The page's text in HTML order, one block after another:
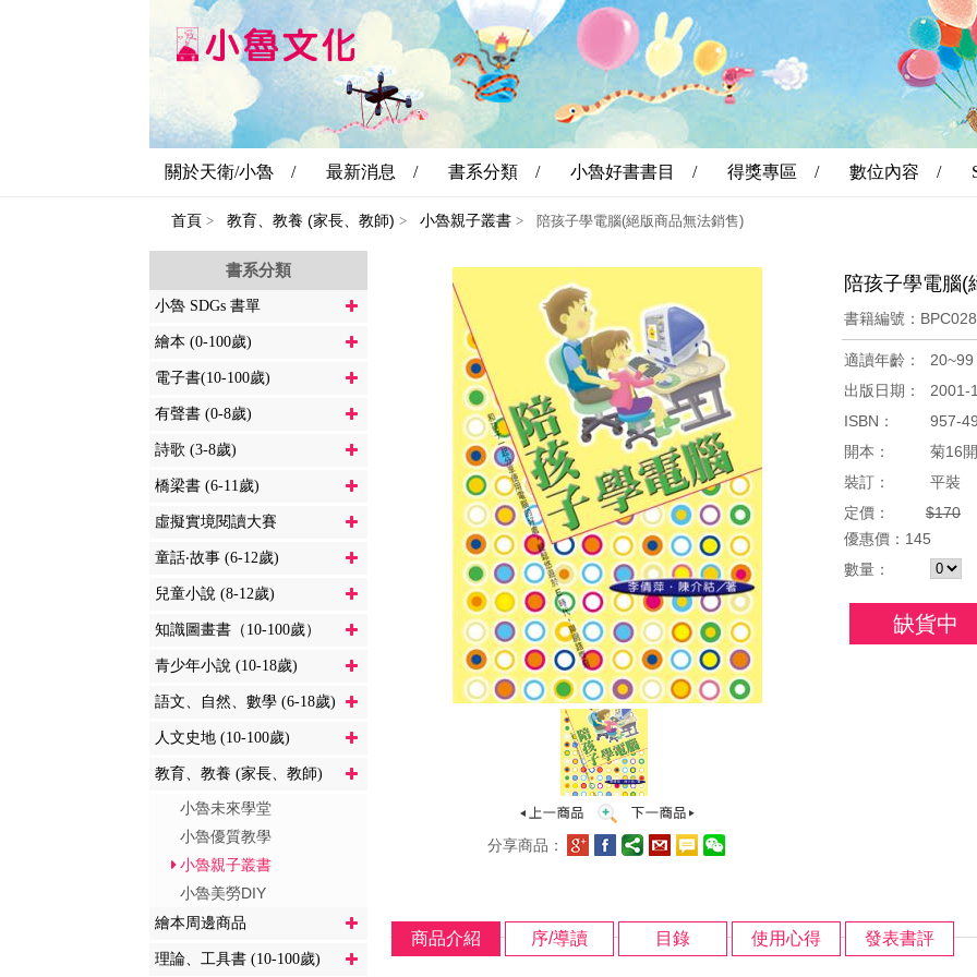
關於天衛/小魯 / 最新消息 / 書系分類 / 小魯好書書目 / 得獎專區 / 數位內容 /
首頁 > 教育、教養 (家長、教師) > 小魯親子叢書 > 陪孩子學電腦(絕版商品無法銷售)
書系分類
小魯 SDGs 書單
繪本 (0-100歲)
電子書(10-100歲)
有聲書 (0-8歲)
詩歌 (3-8歲)
橋梁書 (6-11歲)
虛擬實境閱讀大賽
童話‧故事 (6-12歲)
兒童小說 (8-12歲)
知識圖畫書（10-100歲）
青少年小說 (10-18歲)
語文、自然、數學 (6-18歲)
人文史地 (10-100歲)
教育、教養 (家長、教師)
小魯未來學堂
小魯優質教學
小魯親子叢書
小魯美勞DIY
繪本周邊商品
理論、工具書 (10-100歲)
分享商品：
陪孩子學電腦(
書籍編號：BPC028
適讀年齡：
20~99
出版日期：
2001-
ISBN：
957-
開本：
菊16開
裝訂：
平裝
定價：
$170
優惠價： 145
數量：
缺貨中
商品介紹 序/導讀 目錄 使用心得 發表書評